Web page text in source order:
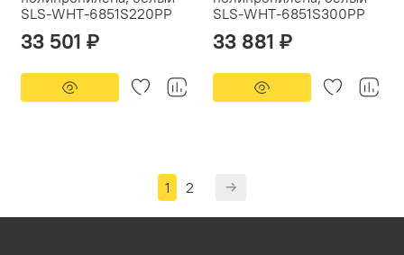
SLS-WHT-6851S220PP
33 501 ₽
SLS-WHT-6851S300PP
33 881 ₽
1 2